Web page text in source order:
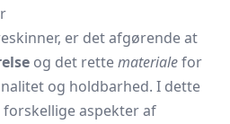
er det afgørende at
og det rettematerialefor
og holdbarhed. I dette
aspekter af